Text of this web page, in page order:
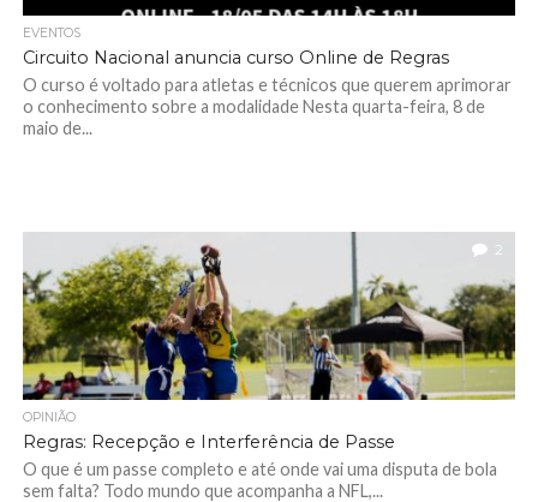
EVENTOS
Circuito Nacional anuncia curso Online de Regras
O curso é voltado para atletas e técnicos que querem aprimorar
o conhecimento sobre a modalidade Nesta quarta-feira, 8 de
maio de...
2
OPINIÃO
Regras: Recepção e Interferência de Passe
O que é um passe completo e até onde vai uma disputa de bola
sem falta? Todo mundo que acompanha a NFL,...